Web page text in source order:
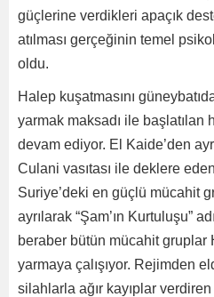
güçlerine verdikleri apaçık
atılması gerçeğinin temel
oldu.
Halep kuşatmasını
yarmak maksadı ile başlatılan
devam ediyor. El Kaide’den
Culani vasıtası ile deklere
Suriye’deki en güçlü mücahit
ayrılarak “Şam’ın Kurtuluşu”
beraber bütün mücahit gruplar
yarmaya çalışıyor. Rejimden
silahlarla ağır kayıplar